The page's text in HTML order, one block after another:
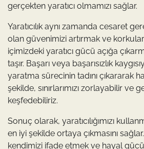
gerçekten yaratıcı olmamızı sağlar.
Yaratıcılık aynı zamanda cesaret
olan güvenimizi artırmak ve
içimizdeki yaratıcı gücü açığa
taşır. Başarı veya başarısızlık
yaratma sürecinin tadını çıkararak
şekilde, sınırlarımızı zorlayabilir ve
keşfedebiliriz.
Sonuç olarak, yaratıcılığımızı
en iyi şekilde ortaya çıkmasını
kendimizi ifade etmek ve hayal